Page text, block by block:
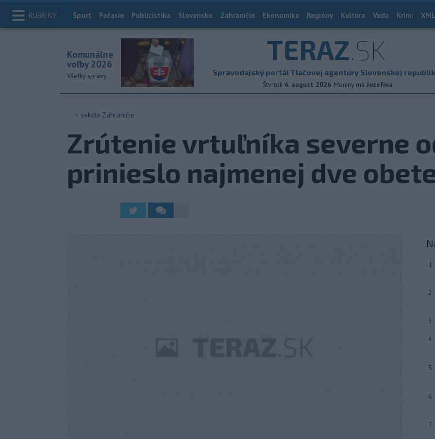
RUBRIKY Index
Šport Počasie Publicistika Slovensko Zahraničie Ekonomika Regióny Kultúra Veda Krimi
TERAZ.SK
Spravodajský portál Tlačovej agentúry Slovenskej
Štvrtok 6. august 2026 Meniny má Jozefína
Komunálne
voľby 2026
Všetky správy
< sekcia Zahraničie
Zrútenie vrtuľníka severne
prinieslo najmenej dve
1
2
3
4
5
6
7